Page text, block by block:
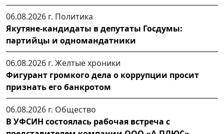
06.08.2026 г. Политика
Якутяне-кандидаты в депутаты Госдумы:
партийцы и одномандатники
06.08.2026 г. Желтые хроники
Фигурант громкого дела о коррупции просит
признать его банкротом
06.08.2026 г. Общество
В УФСИН состоялась рабочая встреча с